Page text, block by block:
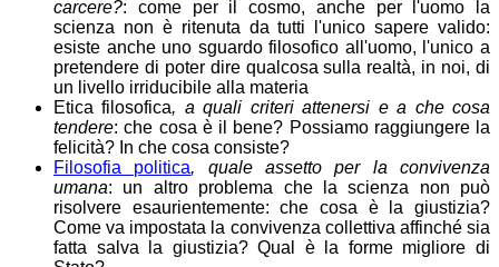
carcere?: come per il cosmo, anche per l'uomo la
scienza non è ritenuta da tutti l'unico sapere valido:
esiste anche uno sguardo filosofico all'uomo, l'unico a
pretendere di poter dire qualcosa sulla realtà, in noi, di
un livello irriducibile alla materia
Etica filosofica, a quali criteri attenersi e a che cosa
tendere: che cosa è il bene? Possiamo raggiungere la
felicità? In che cosa consiste?
Filosofia politica, quale assetto per la convivenza
umana: un altro problema che la scienza non può
risolvere esaurientemente: che cosa è la giustizia?
Come va impostata la convivenza collettiva affinché sia
fatta salva la giustizia? Qual è la forme migliore di